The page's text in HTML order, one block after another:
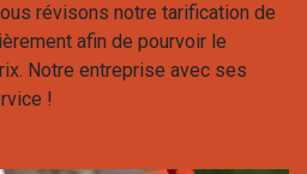
révisons notre tarification de
afin de pourvoir le
Notre entreprise avec ses
!